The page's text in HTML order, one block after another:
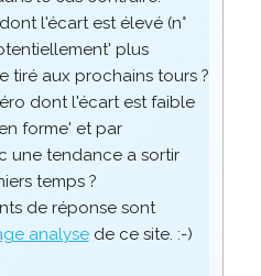
l'écart est élevé (n°
plus
tiré aux prochains tours ?
dont l'écart est faible
forme' et par
une tendance a sortir
temps ?
de réponse sont
analysede ce site. :-)